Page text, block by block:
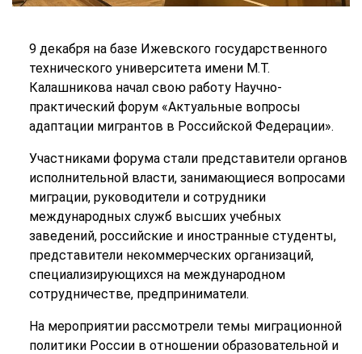
9 декабря на базе Ижевского государственного
технического университета имени М.Т.
Калашникова начал свою работу Научно-
практический форум «Актуальные вопросы
адаптации мигрантов в Российской Федерации».
Участниками форума стали представители органов
исполнительной власти, занимающиеся вопросами
миграции, руководители и сотрудники
международных служб высших учебных
заведений, российские и иностранные студенты,
представители некоммерческих организаций,
специализирующихся на международном
сотрудничестве, предприниматели.
На мероприятии рассмотрели темы миграционной
политики России в отношении образовательной и